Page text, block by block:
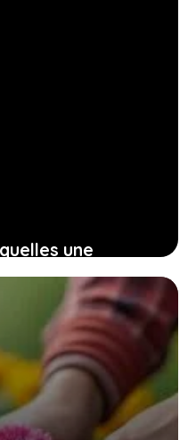
une
cohérente
de vos projets